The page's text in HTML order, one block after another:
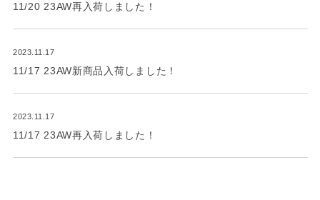
11/20 23AW再入荷しました！
2023.11.17
11/17 23AW新商品入荷しました！
2023.11.17
11/17 23AW再入荷しました！